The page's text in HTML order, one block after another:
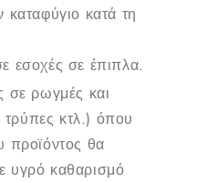
κατά τη
εσοχές σε έπιπλα.
σε ρωγμές και
τρύπες κτλ.) όπου
προϊόντος θα
υγρό καθαρισμό